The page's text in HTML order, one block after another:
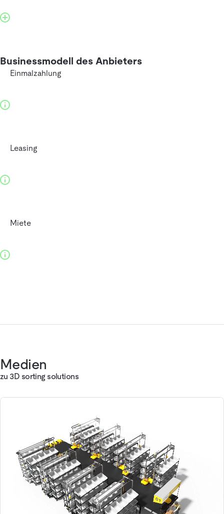
Businessmodell des Anbieters
Einmalzahlung
Leasing
Miete
Medien
zu 3D sorting solutions